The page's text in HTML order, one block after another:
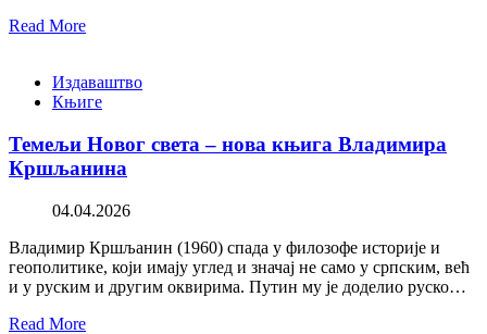
Read More
Издаваштво
Књиге
Темељи Новог света – нова књига Владимира
Кршљанина
04.04.2026
Владимир Кршљанин (1960) спада у филозофе историје и
геополитике, који имају углед и значај не само у српским, већ
и у руским и другим оквирима. Путин му је доделио руско…
Read More